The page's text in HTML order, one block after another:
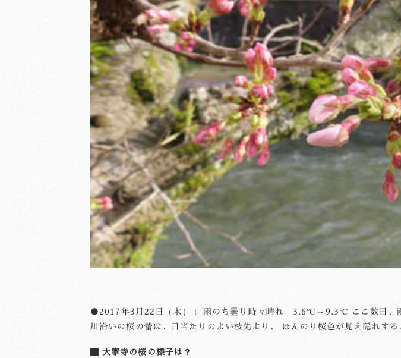
●2017年3月22日（木）： 雨のち曇り時々晴れ 3.6℃～9.3℃ ここ数日、
川沿いの桜の蕾は、日当たりのよい枝先より、 ほんのり桜色が見え隠れす
大寧寺の桜の様子は？